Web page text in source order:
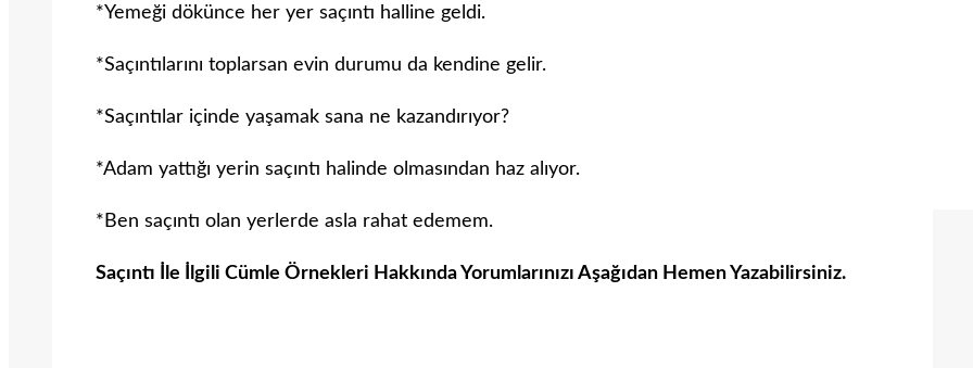
*Yemeği dökünce her yer saçıntı halline geldi.
*Saçıntılarını toplarsan evin durumu da kendine gelir.
*Saçıntılar içinde yaşamak sana ne kazandırıyor?
*Adam yattığı yerin saçıntı halinde olmasından haz alıyor.
*Ben saçıntı olan yerlerde asla rahat edemem.
Saçıntı İle İlgili Cümle Örnekleri Hakkında Yorumlarınızı Aşağıdan Hemen Yazabilirsiniz.